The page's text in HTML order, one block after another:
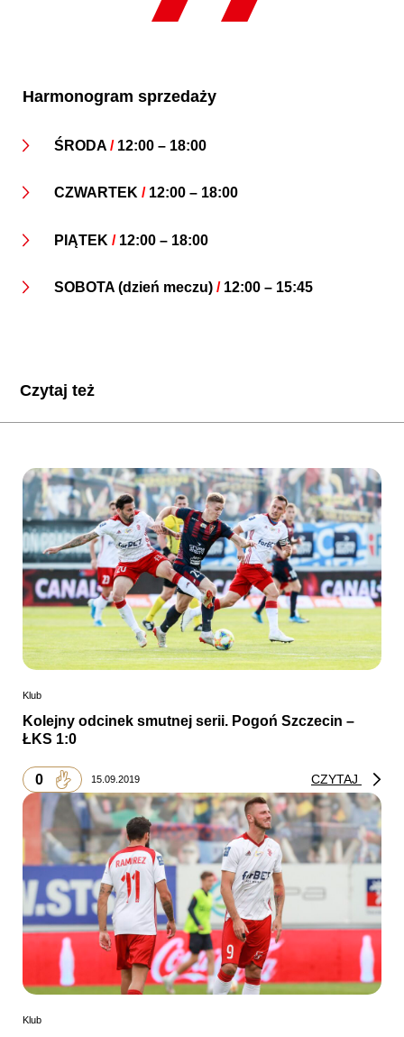
Harmonogram sprzedaży
ŚRODA /12:00 – 18:00
CZWARTEK /12:00 – 18:00
PIĄTEK /12:00 – 18:00
SOBOTA (dzień meczu) /12:00 – 15:45
Czytaj też
Klub
Kolejny odcinek smutnej serii. Pogoń Szczecin –
ŁKS 1:0
0 15.09.2019 CZYTAJ
Klub